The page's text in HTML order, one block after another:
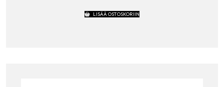
LISÄÄ OSTOSKORIIN